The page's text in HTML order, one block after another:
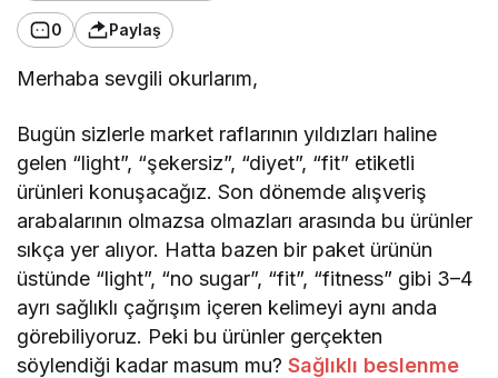
0 Paylaş
Merhaba sevgili okurlarım,
Bugün sizlerle market raflarının yıldızları haline
gelen “light”, “şekersiz”, “diyet”, “fit” etiketli
ürünleri konuşacağız. Son dönemde alışveriş
arabalarının olmazsa olmazları arasında bu ürünler
sıkça yer alıyor. Hatta bazen bir paket ürünün
üstünde “light”, “no sugar”, “fit”, “fitness” gibi 3–4
ayrı sağlıklı çağrışım içeren kelimeyi aynı anda
görebiliyoruz. Peki bu ürünler gerçekten
söylendiği kadar masum mu?Sağlıklı beslenme